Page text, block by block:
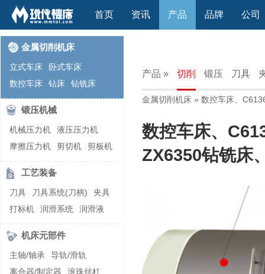
首页 资讯 产品 品牌 公司
金属切削机床
立式车床
卧式车床
数控车床
钻床
钻铣床
立式镗(铣)床
卧式镗(铣)床
龙门铣镗床
立式铣床
卧式铣床
雕刻机
平面磨床
外圆磨床
内圆磨床
龙门磨床
滚齿机\铣齿机
刨床
带锯床
车削加工中心
立式加工中心
卧式加工中心
龙门加工中心
激光快速成型
组合机床
螺纹加工机床
锻压机械
机械压力机
液压压力机
摩擦压力机
剪切机
剪板机
自动锻压机
折弯机
弯管机
快速成型机
工艺装备
刀具 刀具系统(刀柄)
夹具
打标机
润滑系统
润滑液
切削液
刃磨机
机床元部件
主轴/轴承
导轨/滑轨
离合器/制定器
滚珠丝杠
产品 » 切削 锻压 刀具
金属切削机床 » 数控车床、
数控车床、
ZX6350钻铣床